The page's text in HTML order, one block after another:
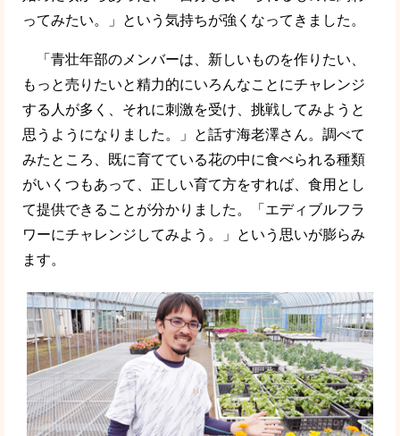
ってみたい。」という気持ちが強くなってきました。
「青壮年部のメンバーは、新しいものを作りたい、
もっと売りたいと精力的にいろんなことにチャレンジ
する人が多く、それに刺激を受け、挑戦してみようと
思うようになりました。」と話す海老澤さん。調べて
みたところ、既に育てている花の中に食べられる種類
がいくつもあって、正しい育て方をすれば、食用とし
て提供できることが分かりました。「エディブルフラ
ワーにチャレンジしてみよう。」という思いが膨らみ
ます。